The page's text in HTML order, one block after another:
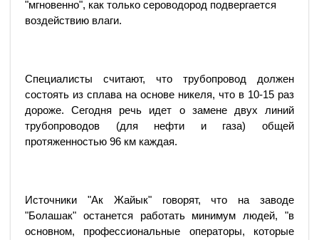
"мгновенно", как только сероводород подвергается
воздействию влаги.
Специалисты считают, что трубопровод должен
состоять из сплава на основе никеля, что в 10-15 раз
дороже. Сегодня речь идет о замене двух линий
трубопроводов (для нефти и газа) общей
протяженностью 96 км каждая.
Источники "Ак Жайык" говорят, что на заводе
"Болашак" останется работать минимум людей, "в
основном, профессиональные операторы, которые